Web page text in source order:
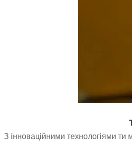
З інноваційними технологіями